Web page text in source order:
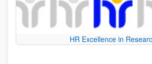
HR Excellence in